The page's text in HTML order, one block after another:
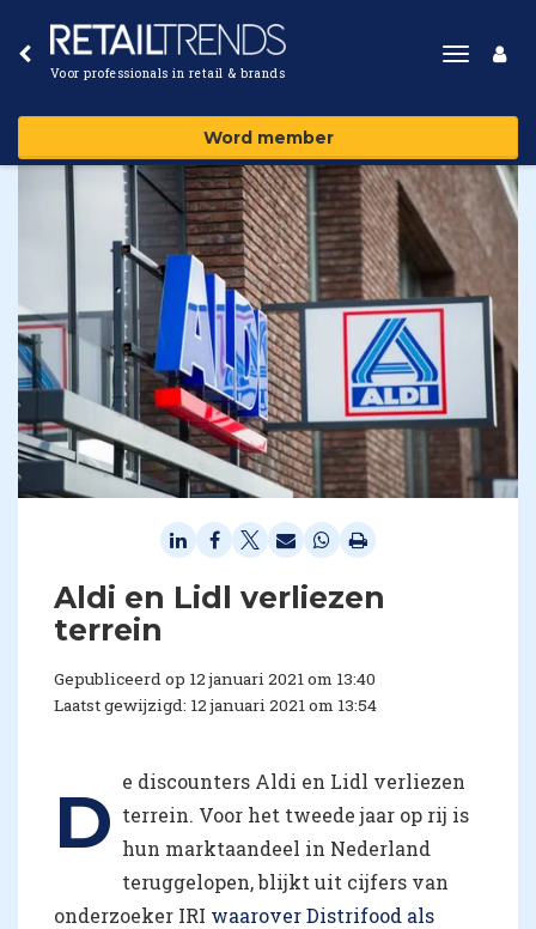
Voor professionals in retail & brands
Toggle
Word member
Aldi en Lidl verliezen
terrein
Gepubliceerd op 12 januari 2021 om 13:40
Laatst gewijzigd: 12 januari 2021 om 13:54
D e discounters Aldi en Lidl verliezen
terrein. Voor het tweede jaar op rij is
hun marktaandeel in Nederland
teruggelopen, blijkt uit cijfers van
onderzoeker IRI waarover Distrifood als